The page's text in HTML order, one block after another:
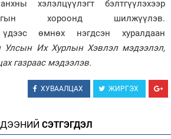
хэлэлцүүлэгт бэлтгүүлэхээр
хороонд шилжүүлэв.
өмнөх нэгдсэн хуралдаан
Улсын Их Хурлын Хэвлэл мэдээлэл,
газраас мэдээлэв.
ХУВААЛЦАХ ЖИРГЭХ
СЭТГЭГДЭЛ